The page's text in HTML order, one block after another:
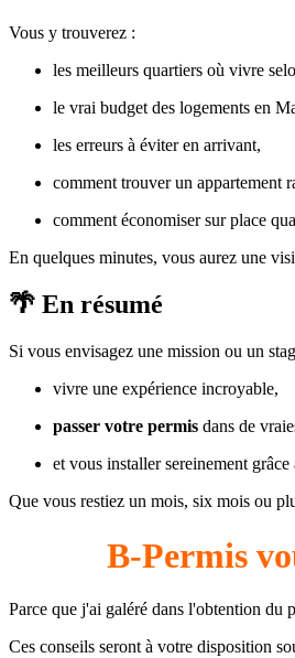
Vous y trouverez :
les meilleurs quartiers où vivre
le vrai budget des logements en
les erreurs à éviter en arrivant,
comment trouver un appartement
comment économiser sur place
En quelques minutes, vous aurez une
🌴 En résumé
Si vous envisagez une mission ou un
vivre une expérience incroyable,
passer votre permis dans de
et vous installer sereinement
Que vous restiez un mois, six mois ou
B-Permis
Parce que j'ai galéré dans l'obtention du
Ces conseils seront à votre disposition